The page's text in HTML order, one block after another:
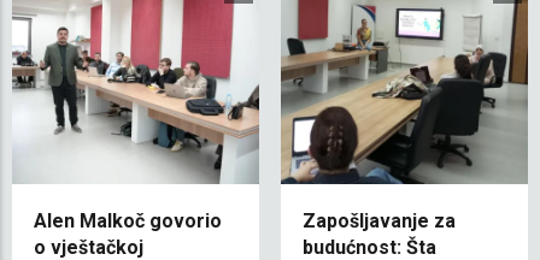
Alen Malkoč govorio
o vještačkoj
Zapošljavanje za
budućnost: Šta